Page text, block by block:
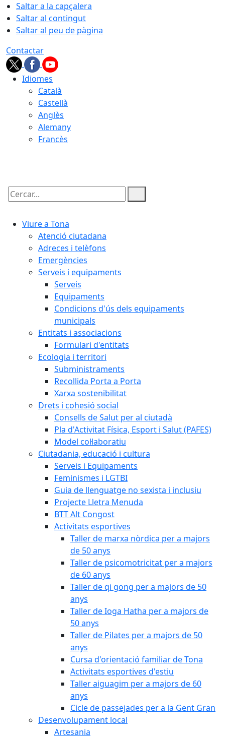
Saltar a la capçalera
Saltar al contingut
Saltar al peu de pàgina
Contactar
Idiomes
Català
Castellà
Anglès
Alemany
Francès
Cercar:
Viure a Tona
Atenció ciutadana
Adreces i telèfons
Emergències
Serveis i equipaments
Serveis
Equipaments
Condicions d'ús dels equipaments
municipals
Entitats i associacions
Formulari d'entitats
Ecologia i territori
Subministraments
Recollida Porta a Porta
Xarxa sostenibilitat
Drets i cohesió social
Consells de Salut per al ciutadà
Pla d'Activitat Física, Esport i Salut (PAFES)
Model col·laboratiu
Ciutadania, educació i cultura
Serveis i Equipaments
Feminismes i LGTBI
Guia de llenguatge no sexista i inclusiu
Projecte Lletra Menuda
BTT Alt Congost
Activitats esportives
Taller de marxa nòrdica per a majors
de 50 anys
Taller de psicomotricitat per a majors
de 60 anys
Taller de qi gong per a majors de 50
anys
Taller de Ioga Hatha per a majors de
50 anys
Taller de Pilates per a majors de 50
anys
Cursa d'orientació familiar de Tona
Activitats esportives d'estiu
Taller aiguagim per a majors de 60
anys
Cicle de passejades per a la Gent Gran
Desenvolupament local
Artesania